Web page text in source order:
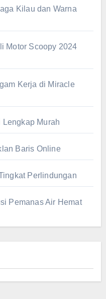
Kilau dan Warna
Motor Scoopy 2024
Kerja di Miracle
Lengkap Murah
Baris Online
Perlindungan
Pemanas Air Hemat